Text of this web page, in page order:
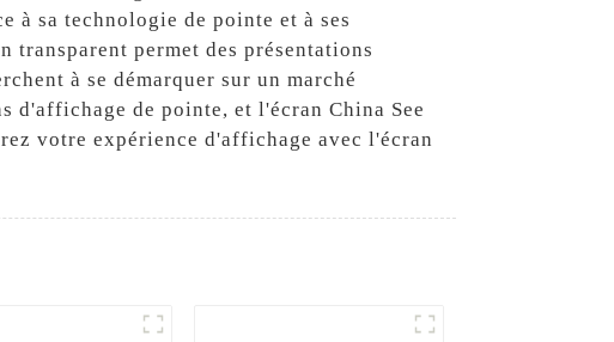
à sa technologie de pointe et à ses
transparent permet des présentations
à se démarquer sur un marché
de pointe, et l'écran China See
votre expérience d'affichage avec l'écran